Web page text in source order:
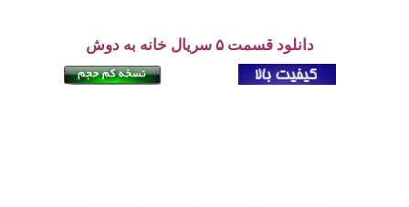
دانلود قسمت ۵ سریال خانه به دوش